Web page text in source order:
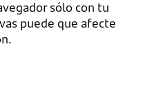
sólo con tu
puede que afecte